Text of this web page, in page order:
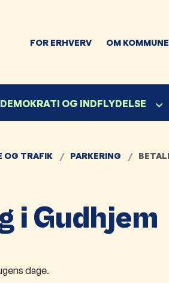
FOR ERHVERV OM
OG INDFLYDELSE
OG TRAFIK PARKERING
i Gudhjem
dage.